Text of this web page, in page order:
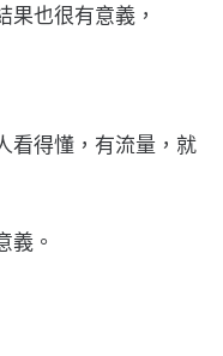
果也很有意義，
看得懂，有流量，就
義。